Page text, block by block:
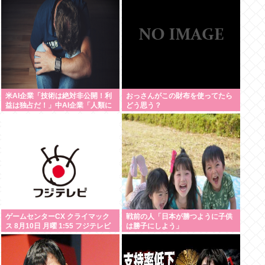
米AI企業「技術は絶対非公開！利
益は独占だ！」中AI企業「人類に
おっさんがこの財布を使ってたら
どう思う？
ゲームセンターCX クライマック
ス 8月10日 月曜 1:55 フジテレビ
戦前の人「日本が勝つように子供
は勝子にしよう」